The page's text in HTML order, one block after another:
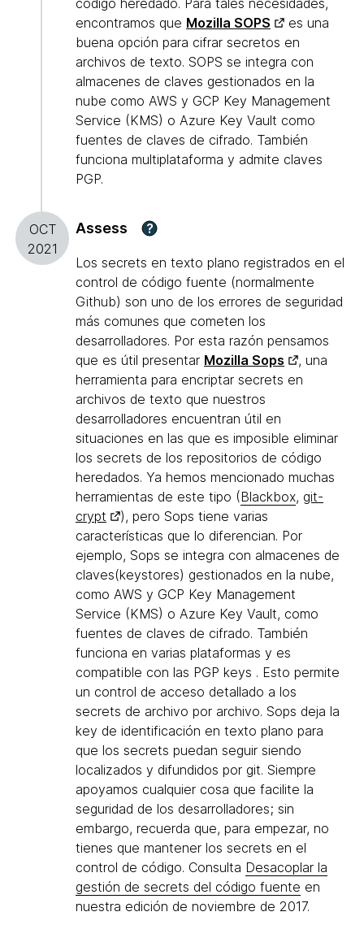
código heredado. Para tales necesidades,
encontramos que Mozilla SOPS
es una
buena opción para cifrar secretos en
archivos de texto. SOPS se integra con
almacenes de claves gestionados en la
nube como AWS y GCP Key Management
Service (KMS) o Azure Key Vault como
fuentes de claves de cifrado. También
funciona multiplataforma y admite claves
PGP.
OCT
2021
Assess ?
Los secrets en texto plano registrados en el
control de código fuente (normalmente
Github) son uno de los errores de seguridad
más comunes que cometen los
desarrolladores. Por esta razón pensamos
que es útil presentar Mozilla Sops
, una
herramienta para encriptar secrets en
archivos de texto que nuestros
desarrolladores encuentran útil en
situaciones en las que es imposible eliminar
los secrets de los repositorios de código
heredados. Ya hemos mencionado muchas
herramientas de este tipo (Blackbox, git-
crypt
), pero Sops tiene varias
características que lo diferencian. Por
ejemplo, Sops se integra con almacenes de
claves(keystores) gestionados en la nube,
como AWS y GCP Key Management
Service (KMS) o Azure Key Vault, como
fuentes de claves de cifrado. También
funciona en varias plataformas y es
compatible con las PGP keys . Esto permite
un control de acceso detallado a los
secrets de archivo por archivo. Sops deja la
key de identificación en texto plano para
que los secrets puedan seguir siendo
localizados y difundidos por git. Siempre
apoyamos cualquier cosa que facilite la
seguridad de los desarrolladores; sin
embargo, recuerda que, para empezar, no
tienes que mantener los secrets en el
control de código. Consulta Desacoplar la
gestión de secrets del código fuente en
nuestra edición de noviembre de 2017.